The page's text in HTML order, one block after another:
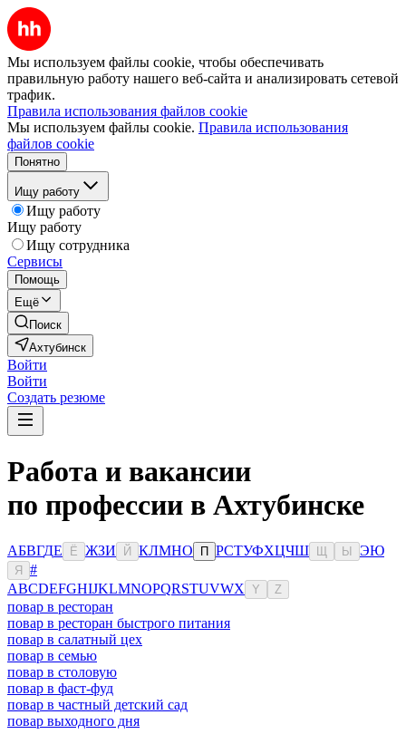
Мы используем файлы cookie, чтобы обеспечивать
правильную работу нашего веб-сайта и анализировать сетевой
трафик.
Правила использования файлов cookie
Мы используем файлы cookie. Правила использования
файлов cookie
Понятно
Ищу работу
Ищу работу
Ищу работу
Ищу сотрудника
Сервисы
Помощь
Ещё
Поиск
Ахтубинск
Войти
Войти
Создать резюме
Работа и вакансии
по профессии в Ахтубинске
АБВГДЕ Ё ЖЗИ Й КЛМНО П РСТУФХЦЧШ Ы ЭЮ
Я
#
ABCDEFGHIJKLMNOPQRSTUVWX Y Z
повар в ресторан
повар в ресторан быстрого питания
повар в салатный цех
повар в семью
повар в столовую
повар в фаст-фуд
повар в частный детский сад
повар выходного дня